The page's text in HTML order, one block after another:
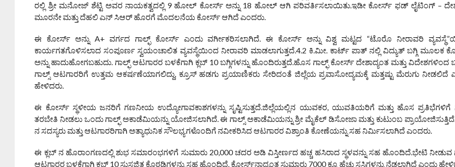
ರಲ್ಲಿ ಶ್ರೀ ಮನೋಜ್ ಶೆಟ್ಟಿ ಅವರ ನಾಯಕತ್ವದಲ್ಲಿ 9 ಹೋಲ್ ಕೋರ್ಸ್ ಅನ್ನು 18 ಹೋಲ್ ಆಗಿ ಪರಿವರ್ತಿಸಲಾಯಿತು.ಇಡೀ ಕೋರ್ಸ್‌ ಫಡ್ ಲೈಟಿಂಗ್ –
ಮೂರನೇ ಮತ್ತು ದೆಹಲಿ ಎನ್‌ ಸಿಆರ್ ಹೊರಗೆ ಮೊದಲನೆಯ ಕೋರ್ಸ್ ಆಗಿದೆ ಎಂದರು.
ಈ ಕೋರ್ಸ್ ಅನ್ನು A+ ವರ್ಗದ ಗಾಲ್ಫ್ ಕೋರ್ಸ್ ಎಂದು ವರ್ಗೀಕರಿಸಲಾಗಿದೆ. ಈ ಕೋರ್ಸ್ ಅನ್ನು ವಿಶ್ವ ಮಟ್ಟದ “ಟೊರೊ ನೀರಾವರಿ
ಕಾರ್ಯಗತಗೊಳಿಸಲಾದ ಸಂಪೂರ್ಣ ಸ್ವಯಂಚಾಲಿತ ವ್ಯವಸ್ಥೆಯಿಂದ ನೀರಾವರಿ ಮಾಡಲಾಗುತ್ತದೆ.4.2 ಕಿ.ಮೀ. ಕಾರ್ಟ್ ಪಾತ್‌ ನಲ್ಲಿ ವಿದ್ಯುತ್ ಬಗ್ಗಿ ಮೂಲಕ
ಅನ್ನು ಹಾದುಹೋಗಬಹುದು. ಗಾಲ್ಫ್ ಆಟಗಾರರ ಬಳಕೆಗಾಗಿ ಕ್ಲಬ್ 10 ಬಗ್ಗಿಗಳನ್ನು ಹೊಂದಿರುತ್ತದೆ.ಹೊಸ ಗಾಲ್ಫ್ ಕೋರ್ಸ್ ದೇಶಾದ್ಯಂತ ಮತ್ತು ವಿದೇಶಗಳಿಂದ
ಗಾಲ್ಸ್ ಆಟಗಾರರಿಗೆ ಉತ್ತಮ ಆಕರ್ಷಣೆಯಾಗಲಿದ್ದು, ಕ್ರೂಸ್ ಹಡಗು ಪ್ರಯಾಣಿಕರು ಸೇರಿದಂತೆ ಜಿಲ್ಲೆಯ ಪ್ರವಾಸೋದ್ಯಮಕ್ಕೆ ಮತ್ತಷ್ಟು ಮೆರುಗು ನೀಡಲಿದೆ
ಹೇಳಿದರು.
ಈ ಕೋರ್ಸ್ ಸ್ಥಳೀಯ ಜನರಿಗೆ ಗಣನೀಯ ಉದ್ಯೋಗಾವಕಾಶಗಳನ್ನು ಸೃಷ್ಟಿಸುತ್ತದೆ.ಜಿಲ್ಲೆಯಲ್ಲಿನ ಯುವಕರ, ಯುವತಿಯರಿಗೆ ಮತ್ತು ಹೊಸ ಪ್ರತಿಭೆಗಳಿಗೆ
ತರಬೇತಿ ನೀಡಲು ಒಂದು ಗಾಲ್ಫ್ ಅಕಾಡೆಮಿಯನ್ನು ಯೋಜಿಸಲಾಗಿದೆ. ಈ ಗಾಲ್ಸ್ ಅಕಾಡೆಮಿಯನ್ನು ಶ್ರೀ ಮೈಕೆಲ್ ಡಿಸೋಜಾ ಮತ್ತು ಕುಟುಂಬ
ನ ಸದಸ್ಯರು ಮತ್ತು ಆಟಗಾರರಿಗಾಗಿ ಅತ್ಯಾಧುನಿಕ ಸೌಲಭ್ಯಗಳೊಂದಿಗೆ ನವೀಕರಿಸಿದ ಆಟಗಾರರ ವಿಶ್ರಾಂತಿ ಕೋಣೆಯನ್ನು ಸಹ ನಿರ್ಮಿಸಲಾಗಿದೆ ಎಂದರು.
ಈ ಕ್ಲಬ್ ನ ಹೊರಾಂಗಣದಲ್ಲಿ ಶುಭ ಸಮಾರಂಭಗಳಿಗೆ ಸುಮಾರು 20,000 ಚದರ ಅಡಿ ವಿಸ್ತೀರ್ಣದ ಹಚ್ಚ ಹಸಿರಾದ ಸ್ಥಳವನ್ನು ಸಹ ಹೊಂದಿದೆ.ಭೇಟಿ ನೀಡುವ
ಆಟಗಾರರ ಬಳಕೆಗಾಗಿ ಕ್ಲಬ್ 10 ಸುಸಜ್ಜಿತ ಕೊಠಡಿಗಳನ್ನು ಸಹ ಹೊಂದಿದೆ. ಕೋರ್ಸ್‌ನಾದ್ಯಂತ ಸುಮಾರು 7000 ಕ್ಕೂ ಹೆಚ್ಚು ಸಸಿಗಳನ್ನು ನೆಡಲಾಗಿದೆ ಎಂದು